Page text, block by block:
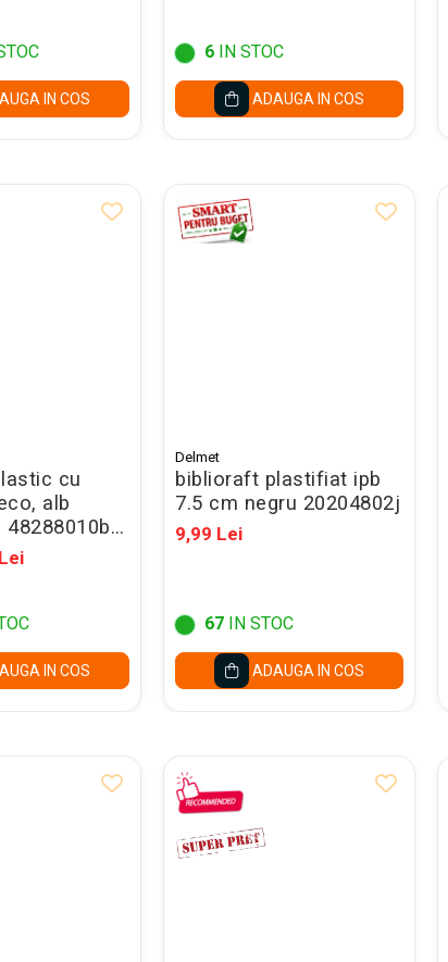
IN COS
6 IN STOC
ADAUGA IN COS
cu
alb
-
IN COS
Delmet
biblioraft plastifiat ipb
7.5 cm negru 20204802j
9,99 Lei
67 IN STOC
ADAUGA IN COS